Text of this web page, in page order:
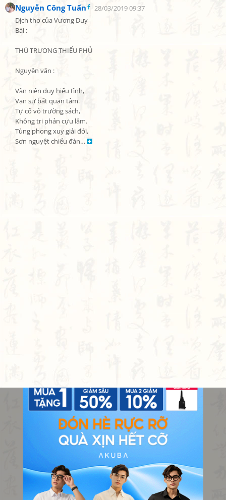
Nguyễn Công Tuấn
28/03/2019 09:37
Dịch thơ của Vương Duy
Bài :
THÙ TRƯƠNG THIẾU PHỦ
Nguyên văn :
Vãn niên duy hiếu tĩnh,
Vạn sự bất quan tâm.
Tự cố vô trường sách,
Không tri phản cựu lâm.
Tùng phong xuy giải đới,
Sơn nguyệt chiếu đàn…